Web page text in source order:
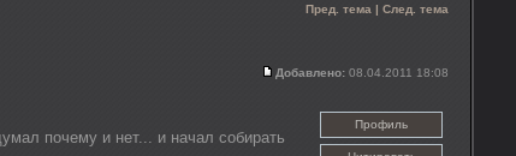
Пред. тема | След. тема
Добавлено: 08.04.2011 18:08
почему и нет... и начал собирать
Профиль